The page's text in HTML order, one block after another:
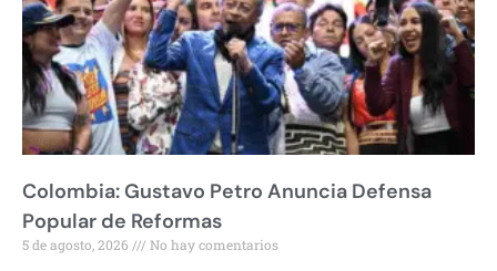
Colombia: Gustavo Petro Anuncia Defensa
Popular de Reformas
5 de agosto, 2026 No hay comentarios